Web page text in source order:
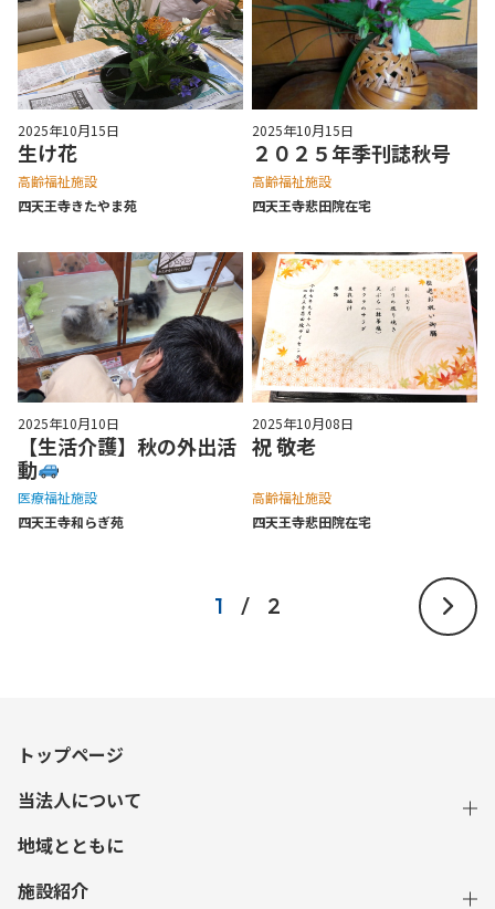
2025年10月15日
生け花
高齢福祉施設
四天王寺きたやま苑
2025年10月15日
２０２５年季刊誌秋号
高齢福祉施設
四天王寺悲⽥院在宅
2025年10月10日
【生活介護】秋の外出活
動
医療福祉施設
四天王寺和らぎ苑
2025年10月08日
祝 敬老
高齢福祉施設
四天王寺悲⽥院在宅
1 / 2
トップページ
当法人について
地域とともに
施設紹介